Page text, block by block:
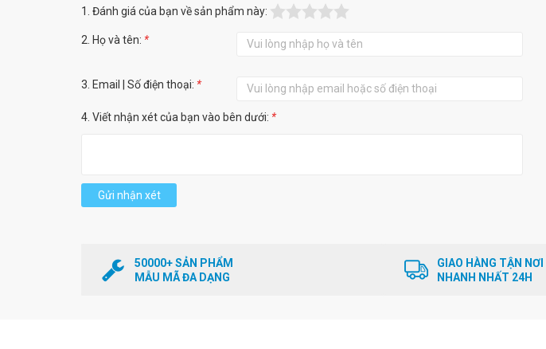
1. Đánh giá của bạn về sản phẩm này:
2. Họ và tên: *
3. Email | Số điện thoại: *
4. Viết nhận xét của bạn vào bên dưới: *
Gửi nhận xét
50000+ SẢN PHẨM
MẪU MÃ ĐA DẠNG
GIAO HÀNG TẬN NƠI
NHANH NHẤT 24H